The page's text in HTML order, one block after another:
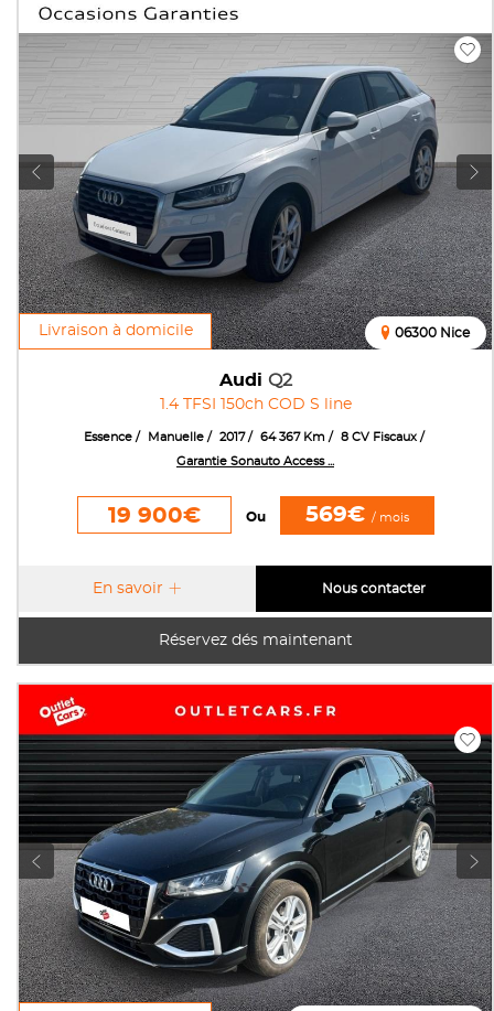
Livraison à domicile
Audi Q2
1.4 TFSI 150ch COD S line
06300 Nice
Essence Manuelle 2017 64 367 Km
8 CV Fiscaux
Garantie Sonauto Access ...
19 900€ Ou 569€ / mois
Réservez dés maintenant
En savoir Nous contacter